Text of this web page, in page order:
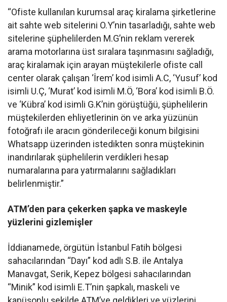
“Ofiste kullanılan kurumsal araç kiralama şirketlerine
ait sahte web sitelerini O.Y’nin tasarladığı, sahte web
sitelerine şüphelilerden M.G’nin reklam vererek
arama motorlarına üst sıralara taşınmasını sağladığı,
araç kiralamak için arayan müştekilerle ofiste call
center olarak çalışan ‘İrem’ kod isimli A.C, ‘Yusuf’ kod
isimli U.Ç, ‘Murat’ kod isimli M.Ö, ‘Bora’ kod isimli B.Ö.
ve ‘Kübra’ kod isimli G.K’nin görüştüğü, şüphelilerin
müştekilerden ehliyetlerinin ön ve arka yüzünün
fotoğrafı ile aracın gönderileceği konum bilgisini
Whatsapp üzerinden istedikten sonra müştekinin
inandırılarak şüphelilerin verdikleri hesap
numaralarına para yatırmalarını sağladıkları
belirlenmiştir.”
ATM’den para çekerken şapka ve maskeyle
yüzlerini gizlemişler
İddianamede, örgütün İstanbul Fatih bölgesi
sahacılarından “Dayı” kod adlı S.B. ile Antalya
Manavgat, Serik, Kepez bölgesi sahacılarından
“Minik” kod isimli E.T’nin şapkalı, maskeli ve